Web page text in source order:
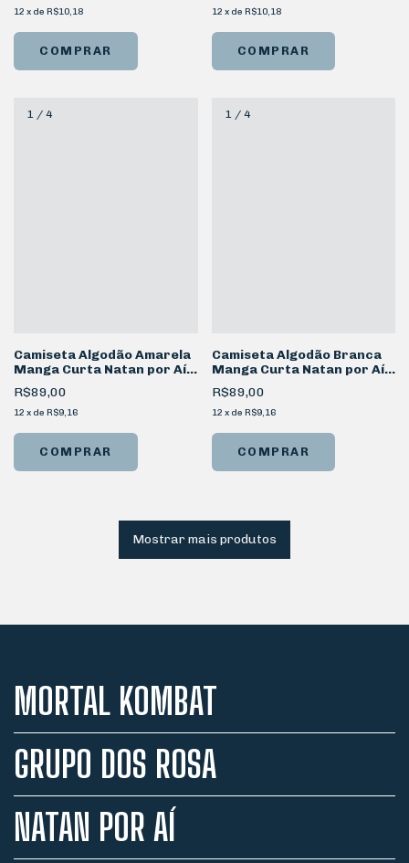
12 x de R$10,18
COMPRAR
12 x de R$10,18
COMPRAR
1 / 4
Camiseta Algodão Amarela
Manga Curta Natan por Aí
Abelha
R$89,00
12 x de R$9,16
COMPRAR
1 / 4
Camiseta Algodão Branca
Manga Curta Natan por Aí
Colmeia
R$89,00
12 x de R$9,16
COMPRAR
Mostrar mais produtos
MORTAL KOMBAT
GRUPO DOS ROSA
NATAN POR AÍ